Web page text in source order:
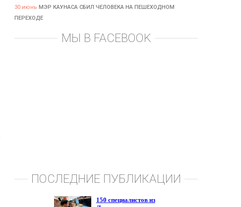
30 июнь МЭР КАУНАСА СБИЛ ЧЕЛОВЕКА НА ПЕШЕХОДНОМ
ПЕРЕХОДЕ
МЫ В FACEBOOK
ПОСЛЕДНИЕ ПУБЛИКАЦИИ